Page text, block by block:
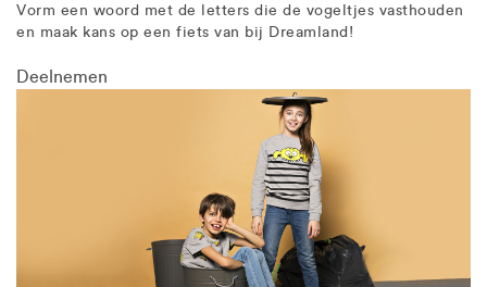
Vorm een woord met de letters die de vogeltjes vasthouden
en maak kans op een fiets van bij Dreamland!
Deelnemen